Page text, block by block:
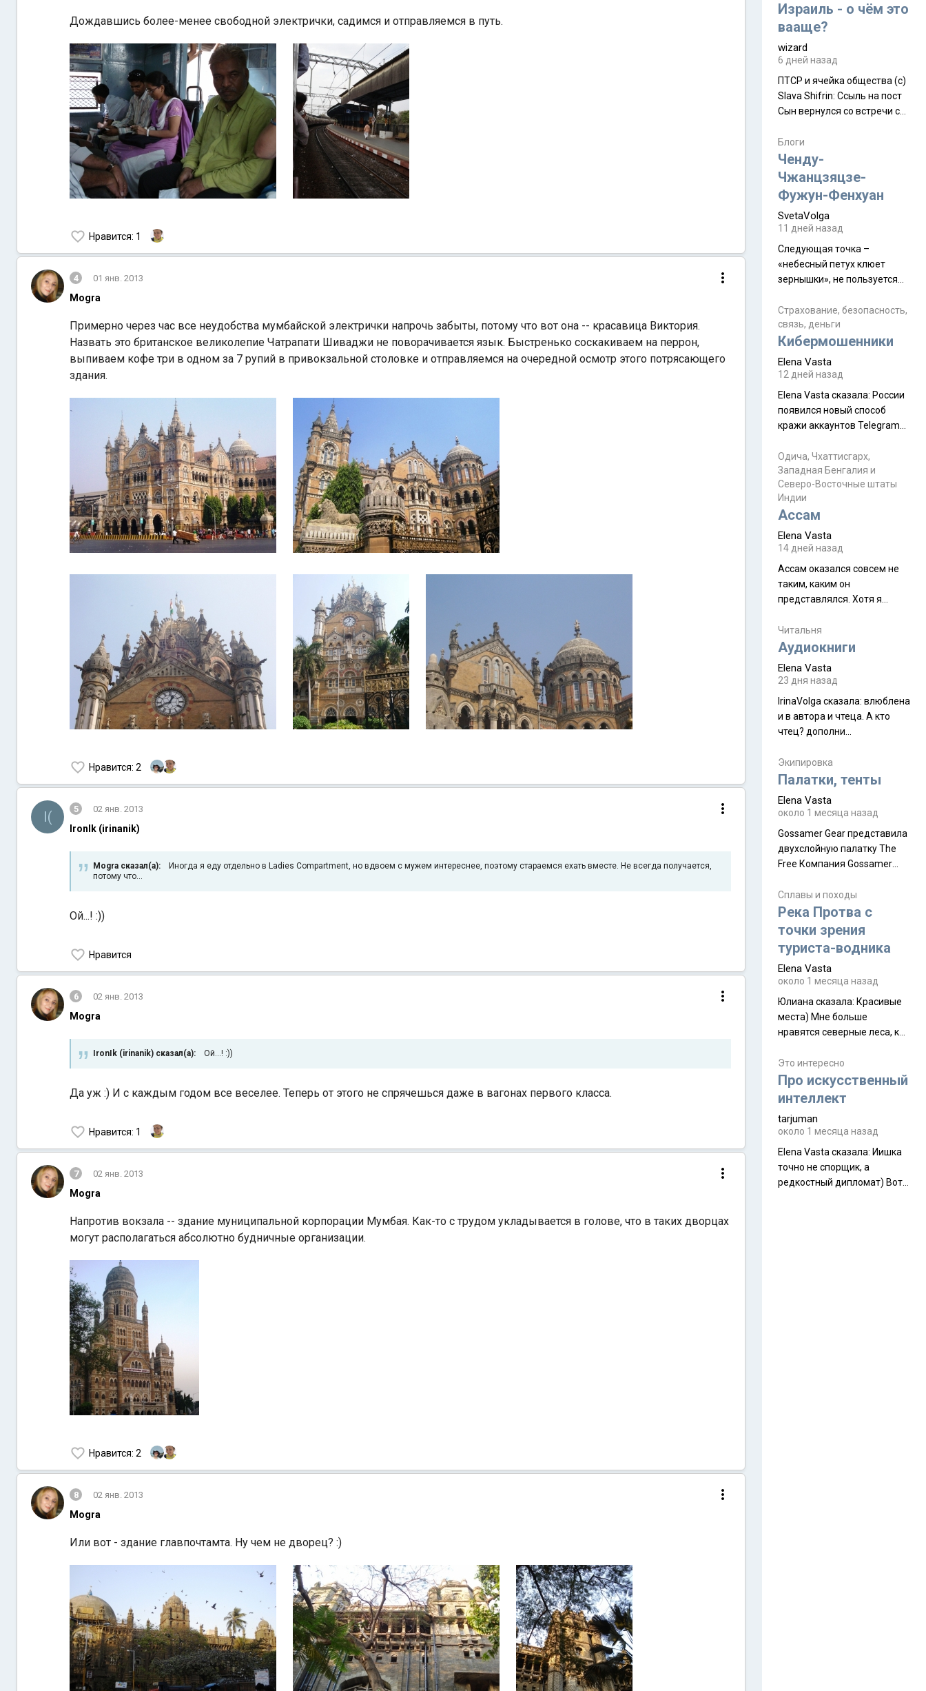
Дождавшись более-менее свободной электрички, садимся и отправляемся в путь.
Нравится: 1
4 01 янв. 2013
Mogra
Примерно через час все неудобства мумбайской электрички напрочь забыты, потому что вот она -- красавица Виктория.
Назвать это британское великолепие Чатрапати Шиваджи не поворачивается язык. Быстренько соскакиваем на перрон,
выпиваем кофе три в одном за 7 рупий в привокзальной столовке и отправляемся на очередной осмотр этого потрясающего
здания.
Нравится: 2
I( 5 02 янв. 2013
IronIk (irinanik)
Mogra сказал(а): Иногда я еду отдельно в Ladies Compartment, но вдвоем с мужем интереснее, поэтому стараемся ехать вместе. Не всегда получается,
потому что...
Ой...! :))
Нравится
6 02 янв. 2013
Mogra
IronIk (irinanik) сказал(а): Ой...! :))
Да уж :) И с каждым годом все веселее. Теперь от этого не спрячешься даже в вагонах первого класса.
Нравится: 1
7 02 янв. 2013
Mogra
Напротив вокзала -- здание муниципальной корпорации Мумбая. Как-то с трудом укладывается в голове, что в таких дворцах
могут располагаться абсолютно будничные организации.
Нравится: 2
8 02 янв. 2013
Mogra
Или вот - здание главпочтамта. Ну чем не дворец? :)
Израиль - о чём это
вааще?
wizard
6 дней назад
ПТСР и ячейка общества (с)
Slava Shifrin: Ссыль на пост
Сын вернулся со встречи с
уже, как демобилизовались,
а продолжают встречаться
почти каждую неделю) и с
порога сообщил: "Эйтан
разводится!" Эйтан -
мальчик из религиозной
семьи, из тех, кого называют
"вязаные кипы". С 2022-го
Блоги
Ченду-
Чжанцзяцзе-
Фужун-Фенхуан
SvetaVolga
11 дней назад
Следующая точка –
«небесный петух клюет
зернышки», не пользуется
заслужено, и чтобы попасть
на начало тропы показали
водителю карту, иначе
Пошли туда, потому что я
отзывов. По мне – сплошная
физуха, долгий спуск, потом
подъем по этому же пути.
Пока
Страхование, безопасность,
связь, деньги
Кибермошенники
Elena Vasta
12 дней назад
Elena Vasta сказалa: России
появился новый способ
кражи аккаунтов Telegram
Прочитайте! У моих двух
знакомых вот так увели
аккаунты
Одича, Чхаттисгарх,
Западная Бенгалия и
Северо-Восточные штаты
Индии
Ассам
Elena Vasta
14 дней назад
Ассам оказался совсем не
таким, каким он
представлялся. Хотя я
краешек, но все же схватила
ауру штата, как-то он меня
природа, мягкие
такая как бы переходная
ступень между привычной
нам Индией и остальными
надеюсь увидеть.
Читальня
Аудиокниги
Elena Vasta
23 дня назад
IrinaVolga сказалa: влюблена
и в автора и чтеца. А кто
чтец? дополни
Экипировка
Палатки, тенты
Elena Vasta
около 1 месяца назад
Gossamer Gear представила
двухслойную палатку The
Free Компания Gossamer
туристическую палатку The
Free, которая стала первой
ультралегкой моделью в
ассортименте
производителя. Новинка
получила двухслойную
конструкцию с отдельным
внешним тентом и сетчатой
внутренней палаткой, а ее
комплектации составляет
около 845 г. Палатка весит
менее
Сплавы и походы
Река Протва с
точки зрения
туриста-водника
Elena Vasta
около 1 месяца назад
Юлиана сказалa: Красивые
места) Мне больше
нравятся северные леса, как
южной тайги
Это интересно
Про искусственный
интеллект
tarjuman
около 1 месяца назад
Elena Vasta сказалa: Иишка
точно не спорщик, а
редкостный дипломат) Вот,